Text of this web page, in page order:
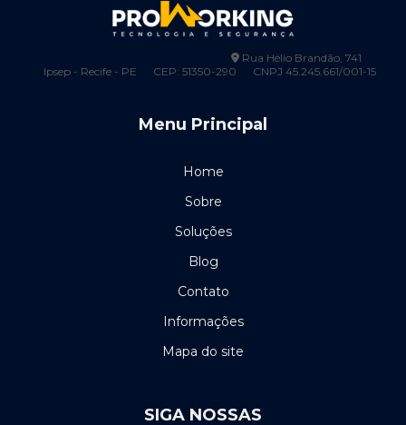
Catraca biométrica control id
Cerca elétrica 200 metros
Cerca eletrica pernambuco
Cerca elétrica preço por metro
Certificação de cabos de rede
Certificação de fibra óptica
Rua Hélio Brandão, 741
Ipsep - Recife - PE
CEP: 51350-290 CNPJ 45.245.661/001-15
Menu Principal
Home
Sobre
Soluções
Blog
Contato
Informações
Mapa do site
SIGA NOSSAS